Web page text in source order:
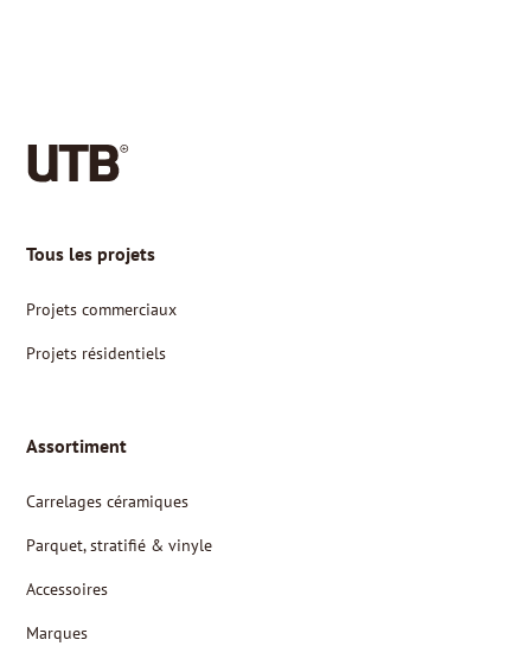
Tous les projets
Projets commerciaux
Projets résidentiels
Assortiment
Carrelages céramiques
Parquet, stratifié & vinyle
Accessoires
Marques